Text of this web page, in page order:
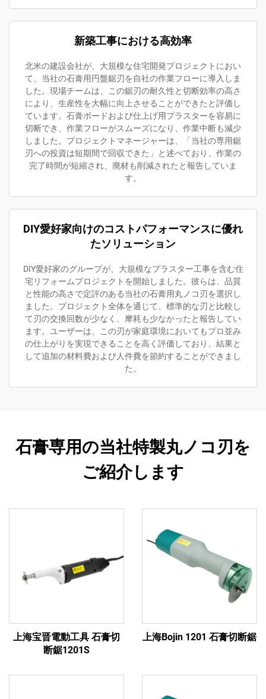
新築工事における高効率
北米の建設会社が、大規模な住宅開発プロジェクトにおい
て、当社の石膏用円盤鋸刃を自社の作業フローに導入しま
した。現場チームは、この鋸刃の耐久性と切断効率の高さ
により、生産性を大幅に向上させることができたと評価し
ています。石膏ボードおよび仕上げ用プラスターを容易に
切断でき、作業フローがスムーズになり、作業中断も減少
しました。プロジェクトマネージャーは、「当社の専用鋸
刃への投資は短期間で回収できた」と述べており、作業の
完了時間が短縮され、廃材も削減されたと報告していま
す。
DIY愛好家向けのコストパフォーマンスに優れ
たソリューション
DIY愛好家のグループが、大規模なプラスター工事を含む住
宅リフォームプロジェクトを開始しました。彼らは、品質
と性能の高さで定評のある当社の石膏用丸ノコ刃を選択し
ました。プロジェクト全体を通じて、標準的な刃と比較し
て刃の交換回数が少なく、摩耗も少なかったと報告してい
ます。ユーザーは、この刃が家庭環境においてもプロ並み
の仕上がりを実現できることを高く評価しており、結果と
して追加の材料費および人件費を節約することができまし
た。
石膏専用の当社特製丸ノコ刃を
ご紹介します
上海宝晋電動工具 石膏切
断鋸1201S
上海Bojin 1201 石膏切断鋸